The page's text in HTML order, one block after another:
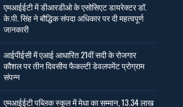
एमआईईटी में डीआरडीओ के एसोसिएट डायरेक्टर डॉ.
के.पी. सिंह ने बौद्धिक संपदा अधिकार पर दी महत्वपूर्ण
जानकारी
आईपीईसी में एआई आधारित 21वीं सदी के रोजगार
कौशल पर तीन दिवसीय फैकल्टी डेवलपमेंट प्रोग्राम
संपन्न
एमआईईटी पब्लिक स्कूल में मेधा का सम्मान, 13.34 लाख